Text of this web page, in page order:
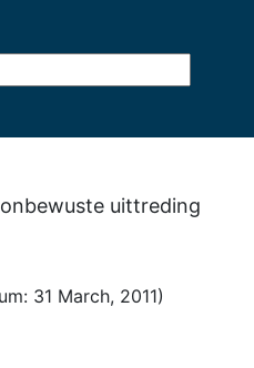
uittreding
31 March, 2011)